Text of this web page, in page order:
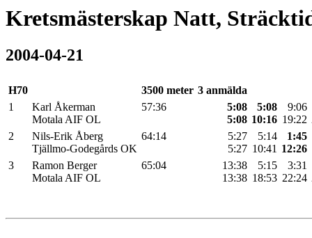
Kretsmästerskap Natt,
2004-04-21
H70 3500 meter 3 anmälda
1
Karl Åkerman
Motala AIF OL
57:36
5:08
5:08
5:08
10:16
9:06
19:22
2
Nils-Erik Åberg
Tjällmo-Godegårds OK
64:14
5:27
5:27
5:14
10:41
1:45
12:26
3
Ramon Berger
Motala AIF OL
65:04
13:38
13:38
5:15
18:53
3:31
22:24